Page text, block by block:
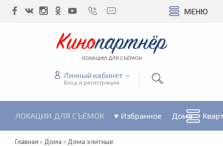
МЕНЮ
Кинопартнёр
ЛОКАЦИИ ДЛЯ СЪЁМОК
Личный кабинет
Вход и регистрация
ЛОКАЦИИ ДЛЯ СЪЁМОК ♥ Избранное Дома
Главная » Дома » Дома элитные